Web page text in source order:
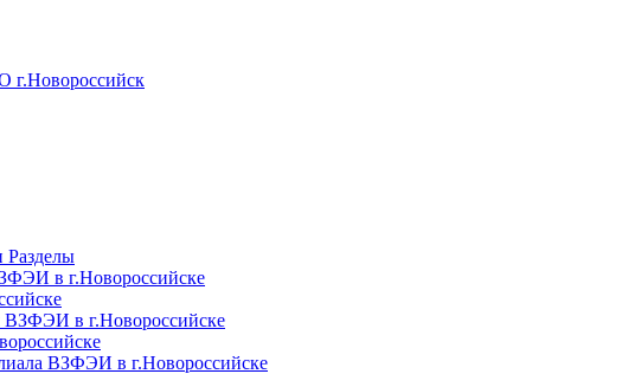
г.Новороссийск
в г.Новороссийске
в г.Новороссийске
ВЗФЭИ в г.Новороссийске